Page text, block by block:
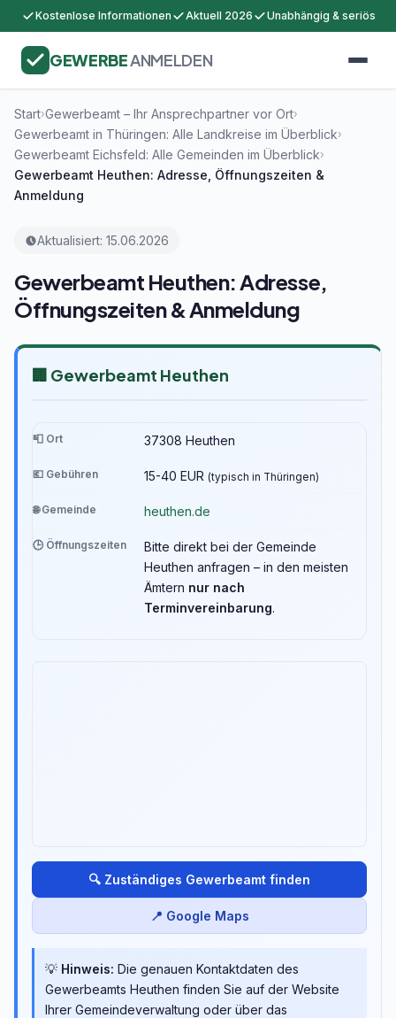
Kostenlose Informationen Aktuell 2026 Unabhängig & seriös
GEWERBEANMELDEN
Start›Gewerbeamt – Ihr Ansprechpartner vor Ort›
Gewerbeamt in Thüringen: Alle Landkreise im Überblick›
Gewerbeamt Eichsfeld: Alle Gemeinden im Überblick›
Gewerbeamt Heuthen: Adresse, Öffnungszeiten &
Anmeldung
Aktualisiert: 15.06.2026
Gewerbeamt Heuthen: Adresse,
Öffnungszeiten & Anmeldung
🏢 Gewerbeamt Heuthen
📮 Ort 37308 Heuthen
💶 Gebühren 15-40 EUR (typisch in Thüringen)
🌐 Gemeinde heuthen.de
🕒 Öffnungszeiten
Bitte direkt bei der Gemeinde
Heuthen anfragen – in den meisten
Ämtern nur nach
Terminvereinbarung.
🔍 Zuständiges Gewerbeamt finden
📍 Google Maps
💡 Hinweis: Die genauen Kontaktdaten des
Gewerbeamts Heuthen finden Sie auf der Website
Ihrer Gemeindeverwaltung oder über das